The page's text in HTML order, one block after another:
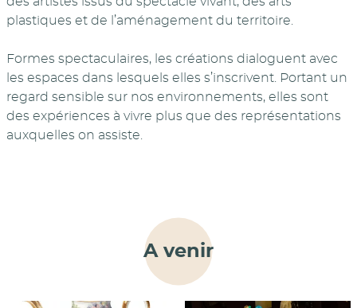
plastiques et de l’aménagement du territoire.
Formes spectaculaires, les créations dialoguent avec
les espaces dans lesquels elles s’inscrivent. Portant un
regard sensible sur nos environnements, elles sont
des expériences à vivre plus que des représentations
auxquelles on assiste.
A venir